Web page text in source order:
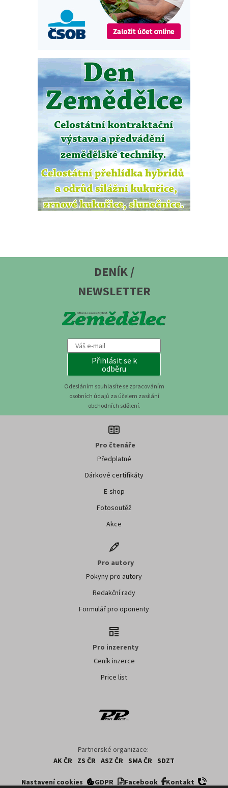
DENÍK /
NEWSLETTER
Přihlásit se k
odběru
Odesláním souhlasíte se zpracováním
osobních údajů za účelem zasílání
obchodních sdělení.
Pro čtenáře
Předplatné
Dárkové certifikáty
E-shop
Fotosoutěž
Akce
Pro autory
Pokyny pro autory
Redakční rady
Formulář pro oponenty
Pro inzerenty
Ceník inzerce
Price list
Partnerské organizace:
AK ČR
ZS ČR ASZ ČR SMA ČR SDZT
Nastavení cookies GDPR Facebook Kontakt